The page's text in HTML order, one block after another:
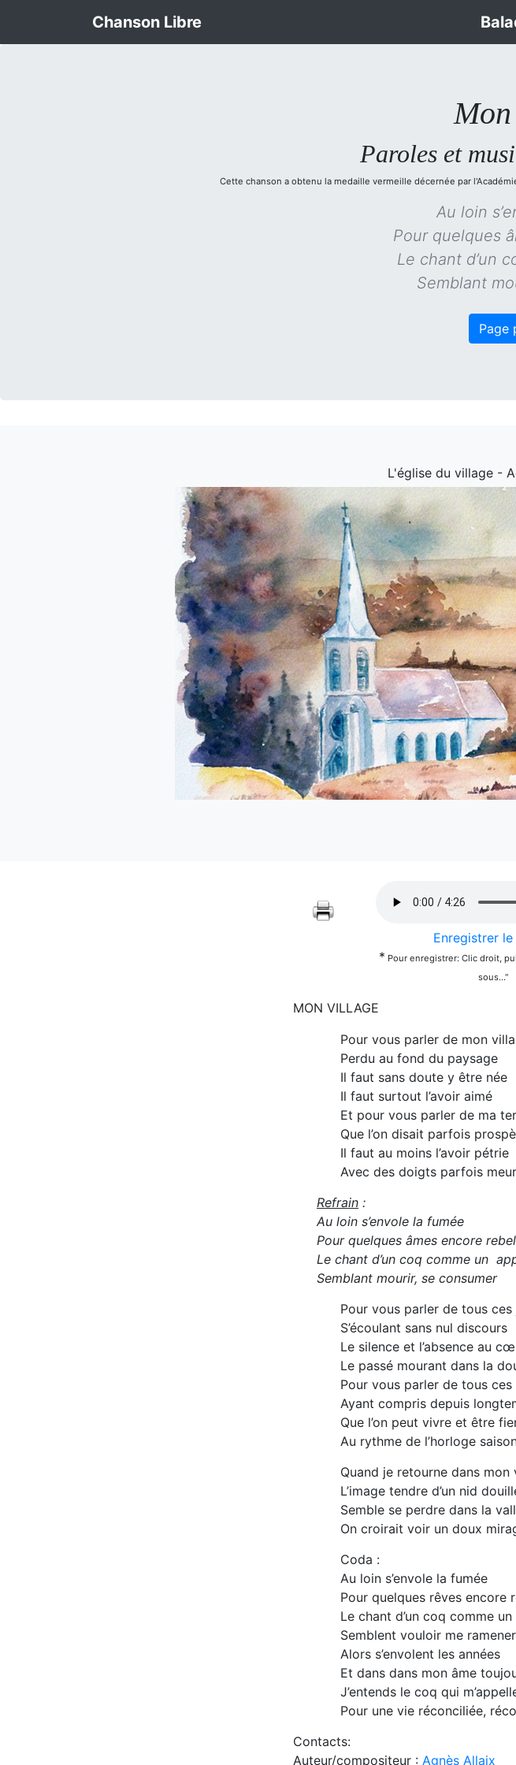
Chanson Libre
Paroles et
Cette chanson a obtenu la medaille vermeille décernée par
Au loin
Pour quelques
Le chant d’un
Semblant
Page
L'église du village -
Enregistrer le
* Pour enregistrer: Clic droit,
sous..."
MON VILLAGE
Pour vous parler de mon
Perdu au fond du paysage
Il faut sans doute y être née
Il faut surtout l’avoir aimé
Et pour vous parler de ma
Que l’on disait parfois
Il faut au moins l’avoir pétrie
Avec des doigts parfois
Refrain :
Au loin s’envole la fumée
Pour quelques âmes encore
Le chant d’un coq comme un
Semblant mourir, se consumer
Pour vous parler de tous ces
S’écoulant sans nul discours
Le silence et l’absence au
Le passé mourant dans la
Pour vous parler de tous ces
Ayant compris depuis
Que l’on peut vivre et être
Au rythme de l’horloge
Quand je retourne dans mon
L’image tendre d’un nid
Semble se perdre dans la
On croirait voir un doux
Coda :
Au loin s’envole la fumée
Pour quelques rêves encore
Le chant d’un coq comme
Semblent vouloir me ramener
Alors s’envolent les années
Et dans dans mon âme
J’entends le coq qui
Pour une vie réconciliée,
Contacts:
Auteur/compositeur : Agnès Allaix